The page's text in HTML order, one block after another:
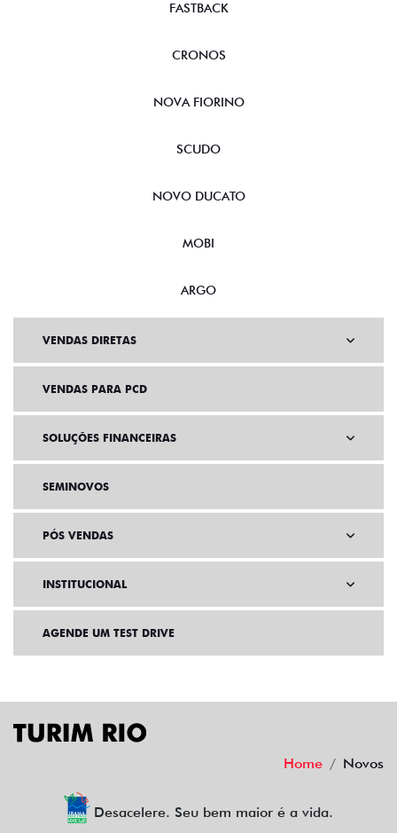
FASTBACK
CRONOS
NOVA FIORINO
SCUDO
NOVO DUCATO
MOBI
ARGO
VENDAS DIRETAS
VENDAS PARA PCD
SOLUÇÕES FINANCEIRAS
SEMINOVOS
PÓS VENDAS
INSTITUCIONAL
AGENDE UM TEST DRIVE
Home Novos
Desacelere. Seu bem maior é a vida.